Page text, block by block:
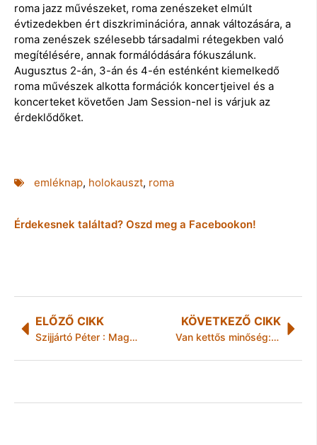
roma jazz művészeket, roma zenészeket elmúlt
évtizedekben ért diszkriminációra, annak változására, a
roma zenészek szélesebb társadalmi rétegekben való
megítélésére, annak formálódására fókuszálunk.
Augusztus 2-án, 3-án és 4-én esténként kiemelkedő
roma művészek alkotta formációk koncertjeivel és a
koncerteket követően Jam Session-nel is várjuk az
érdeklődőket.
emléknap, holokauszt, roma
Érdekesnek találtad? Oszd meg a Facebookon!
ELŐZŐ CIKK
Szijjártó Péter : Magyarország 33 lélegeztetőgépet adományoz Mongóliának
KÖVETKEZŐ CIKK
Van kettős minőség: 300 terméket vizsgáltak